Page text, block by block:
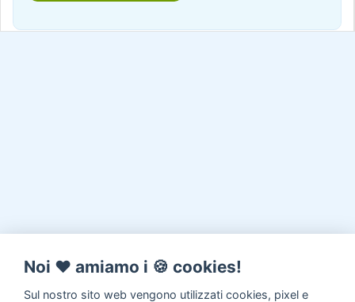
Noi ♥️ amiamo i 🍪 cookies!
Sul nostro sito web vengono utilizzati cookies, pixel e